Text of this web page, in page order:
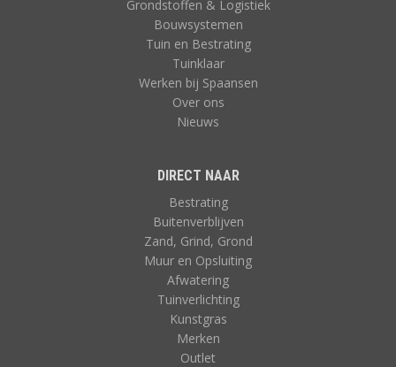
Grondstoffen & Logistiek
Bouwsystemen
Tuin en Bestrating
Tuinklaar
Werken bij Spaansen
Over ons
Nieuws
DIRECT NAAR
Bestrating
Buitenverblijven
Zand, Grind, Grond
Muur en Opsluiting
Afwatering
Tuinverlichting
Kunstgras
Merken
Outlet